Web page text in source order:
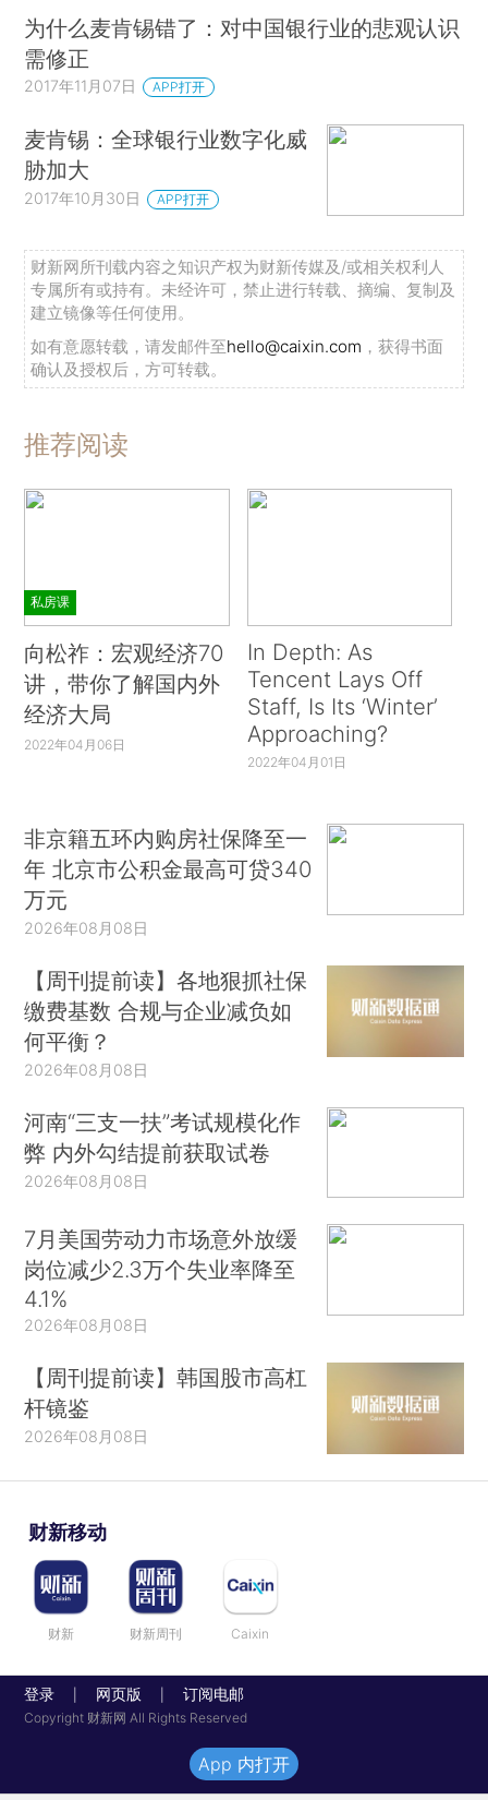
为什么麦肯锡错了：对中国银行业的悲观认识
需修正
2017年11月07日 APP打开
麦肯锡：全球银行业数字化威
胁加大
2017年10月30日 APP打开
财新网所刊载内容之知识产权为财新传媒及/或相关权利人
专属所有或持有。未经许可，禁止进行转载、摘编、复制及
建立镜像等任何使用。
如有意愿转载，请发邮件至hello@caixin.com ，获得书面
确认及授权后，方可转载。
推荐阅读
私房课
向松祚：宏观经济70
讲，带你了解国内外
经济大局
2022年04月06日
In Depth: As
Tencent Lays Off
Staff, Is Its ‘Winter’
Approaching?
2022年04月01日
非京籍五环内购房社保降至一
年 北京市公积金最高可贷340
万元
2026年08月08日
【周刊提前读】各地狠抓社保
缴费基数 合规与企业减负如
何平衡？
2026年08月08日
河南“三支一扶”考试规模化作
弊 内外勾结提前获取试卷
2026年08月08日
7月美国劳动力市场意外放缓
岗位减少2.3万个失业率降至
4.1%
2026年08月08日
【周刊提前读】韩国股市高杠
杆镜鉴
2026年08月08日
财新移动
财新 财新周刊 Caixin
登录 网页版 订阅电邮
Copyright 财新网 All Rights Reserved
App 内打开